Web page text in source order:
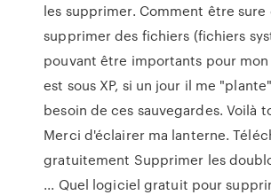
les supprimer. Comment être sure
supprimer des fichiers (fichiers
pouvant être importants pour mon
est sous XP, si un jour il me
besoin de ces sauvegardes. Voilà
Merci d'éclairer ma lanterne.
gratuitement Supprimer les
... Quel logiciel gratuit pour